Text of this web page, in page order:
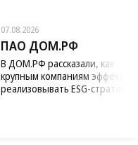
07.08.2026
ПАО ДОМ.РФ
В ДОМ.РФ рассказали, как
крупным компаниям
реализовывать ESG-стратегию